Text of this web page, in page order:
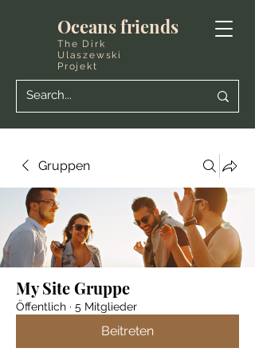
Oceans friends
The Dirk
Ulaszewski
Projekt
Gruppen
My Site Gruppe
Öffentlich · 5 Mitglieder
Beitreten